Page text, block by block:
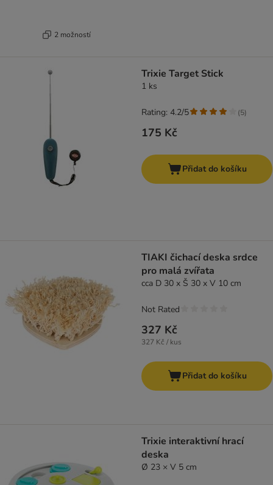
2 možností
Trixie Target Stick
1 ks
175 Kč
Rating: 4.2/5 (5)
Přidat do košíku
TIAKI čichací deska srdce
pro malá zvířata
cca D 30 x Š 30 x V 10 cm
327 Kč
327 Kč / kus
Not Rated
Přidat do košíku
Trixie interaktivní hrací
deska
Ø 23 × V 5 cm